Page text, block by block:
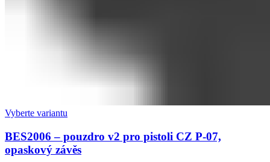
Vyberte variantu
BES2006 – pouzdro v2 pro pistoli CZ P-07,
opaskový závěs